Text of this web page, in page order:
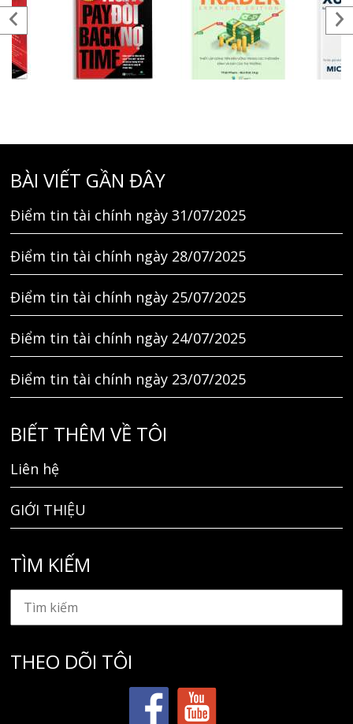
BÀI VIẾT GẦN ĐÂY
Điểm tin tài chính ngày 31/07/2025
Điểm tin tài chính ngày 28/07/2025
Điểm tin tài chính ngày 25/07/2025
Điểm tin tài chính ngày 24/07/2025
Điểm tin tài chính ngày 23/07/2025
BIẾT THÊM VỀ TÔI
Liên hệ
GIỚI THIỆU
TÌM KIẾM
THEO DÕI TÔI